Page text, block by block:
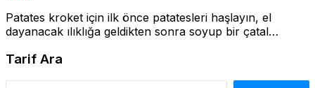
Patates kroket için ilk önce patatesleri haşlayın, el
dayanacak ılıklığa geldikten sonra soyup bir çatal…
Tarif Ara